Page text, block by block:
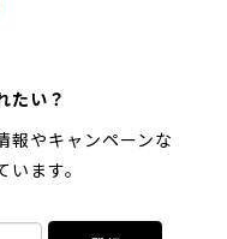
たい？
報やキャンペーンな
ます。